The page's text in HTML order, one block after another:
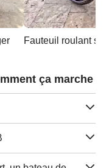
Fauteuil roulant
ça marche